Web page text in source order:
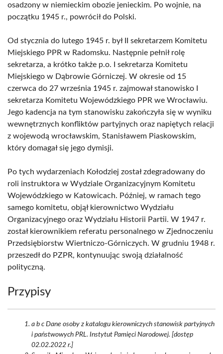
osadzony w niemieckim obozie jenieckim. Po wojnie, na
początku 1945 r., powrócił do Polski.
Od stycznia do lutego 1945 r. był II sekretarzem Komitetu
Miejskiego PPR w Radomsku. Następnie pełnił rolę
sekretarza, a krótko także p.o. I sekretarza Komitetu
Miejskiego w Dąbrowie Górniczej. W okresie od 15
czerwca do 27 września 1945 r. zajmował stanowisko I
sekretarza Komitetu Wojewódzkiego PPR we Wrocławiu.
Jego kadencja na tym stanowisku zakończyła się w wyniku
wewnętrznych konfliktów partyjnych oraz napiętych relacji
z wojewodą wrocławskim, Stanisławem Piaskowskim,
który domagał się jego dymisji.
Po tych wydarzeniach Kołodziej został zdegradowany do
roli instruktora w Wydziale Organizacyjnym Komitetu
Wojewódzkiego w Katowicach. Później, w ramach tego
samego komitetu, objął kierownictwo Wydziału
Organizacyjnego oraz Wydziału Historii Partii. W 1947 r.
został kierownikiem referatu personalnego w Zjednoczeniu
Przedsiębiorstw Wiertniczo-Górniczych. W grudniu 1948 r.
przeszedł do PZPR, kontynuując swoją działalność
polityczną.
Przypisy
a b c Dane osoby z katalogu kierowniczych stanowisk partyjnych
i państwowych PRL. Instytut Pamięci Narodowej. [dostęp
02.02.2022 r.]